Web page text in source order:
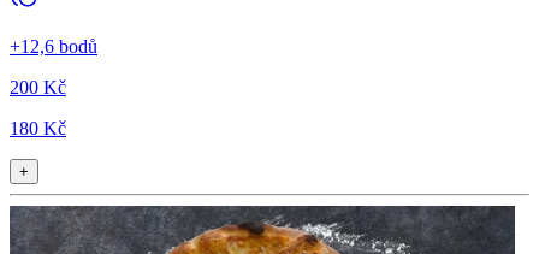
+12,6 bodů
200 Kč
180 Kč
+